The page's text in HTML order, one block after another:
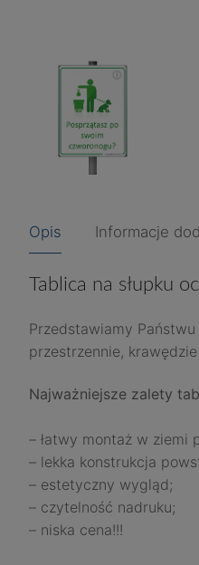
Opis Informacje
Tablica na słupku
Przedstawiamy Państwu
przestrzennie,
Najważniejsze zalety
– łatwy montaż w ziemi
– lekka konstrukcja
– estetyczny wygląd;
– czytelność nadruku;
– niska cena!!!